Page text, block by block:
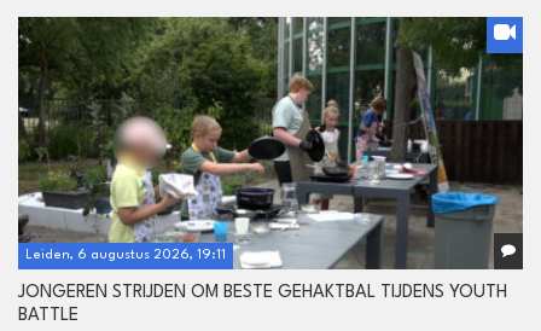
Leiden, 6 augustus 2026, 19:11
JONGEREN STRIJDEN OM BESTE GEHAKTBAL TIJDENS YOUTH
BATTLE